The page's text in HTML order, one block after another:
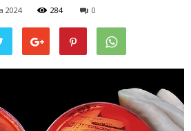
2024 284 0